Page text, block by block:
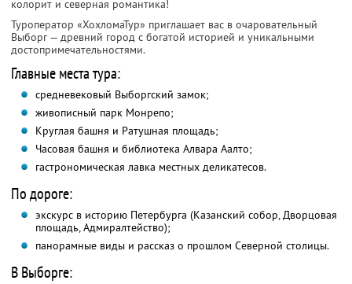
колорит и северная романтика!
Туроператор «ХохломаТур» приглашает вас в очаровательный
Выборг — древний город с богатой историей и уникальными
достопримечательностями.
Главные места тура:
средневековый Выборгский замок;
живописный парк Монрепо;
Круглая башня и Ратушная площадь;
Часовая башня и библиотека Алвара Аалто;
гастрономическая лавка местных деликатесов.
По дороге:
экскурс в историю Петербурга (Казанский собор, Дворцовая
площадь, Адмиралтейство);
панорамные виды и рассказ о прошлом Северной столицы.
В Выборге: